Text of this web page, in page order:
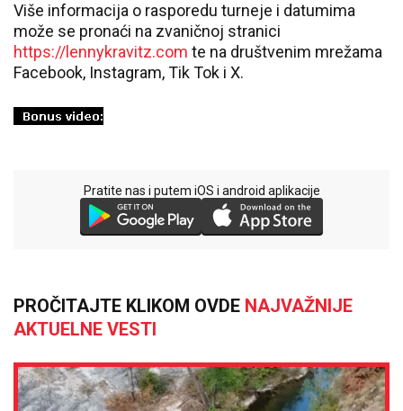
Više informacija o rasporedu turneje i datumima
može se pronaći na zvaničnoj stranici
https://lennykravitz.com te na društvenim mrežama
Facebook, Instagram, Tik Tok i X.
Pratite nas i putem iOS i android aplikacije
PROČITAJTE KLIKOM OVDE NAJVAŽNIJE
AKTUELNE VESTI